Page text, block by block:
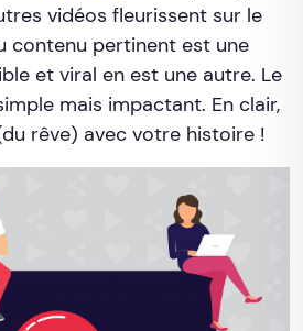
vidéos fleurissent sur le
contenu pertinent est une
et viral en est une autre. Le
mais impactant. En clair,
rêve) avec votre histoire !